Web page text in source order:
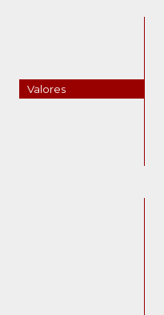
Valores